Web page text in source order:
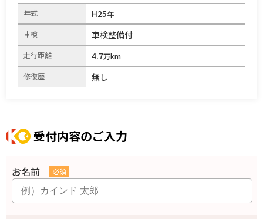
年式 H25年
車検
車検整備付
走行距離 4.7万km
修復歴
無し
受付内容のご入力
お名前